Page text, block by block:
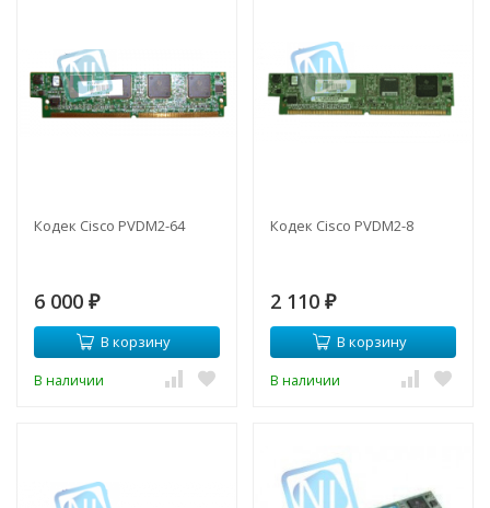
Кодек Cisco PVDM2-64
6 000 ₽
В корзину
В наличии
Кодек Cisco PVDM2-8
2 110 ₽
В корзину
В наличии